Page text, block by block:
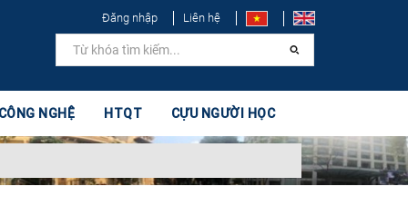
Đăng nhập Liên hệ
NGHỆ HTQT CỰU NGƯỜI HỌC